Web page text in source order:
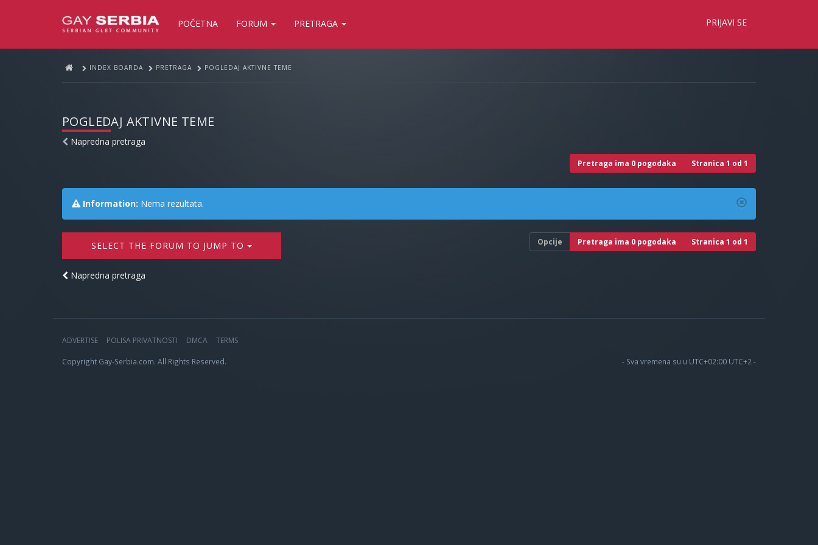
POČETNA FORUM PRETRAGA PRIJAVI SE
INDEX BOARDA PRETRAGA POGLEDAJ AKTIVNE TEME
POGLEDAJ AKTIVNE TEME
Napredna pretraga
Pretraga ima 0 pogodaka Stranica 1 od 1
Information: Nema rezultata.
Opcije Pretraga ima 0 pogodaka Stranica 1 od 1
SELECT THE FORUM TO JUMP TO
Napredna pretraga
ADVERTISE POLISA PRIVATNOSTI DMCA TERMS
Copyright Gay-Serbia.com. All Rights Reserved. - Sva vremena su u UTC+02:00 UTC+2 -